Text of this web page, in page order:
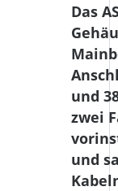
Das
und
zwei
und